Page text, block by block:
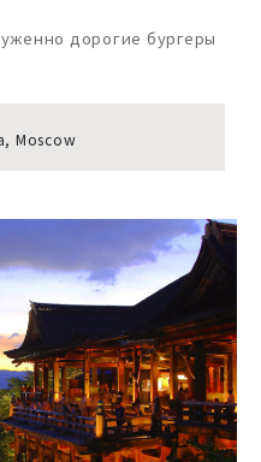
дорогие бургеры
Moscow